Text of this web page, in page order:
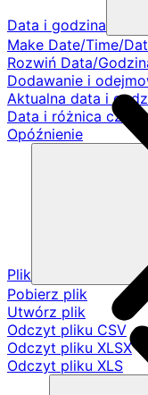
Data i godzina
Make Date/Time/
Rozwiń Data/
Dodawanie i
Aktualna data i
Data i różnica czasu
Opóźnienie
Plik
Pobierz plik
Utwórz plik
Odczyt pliku CSV
Odczyt pliku XLSX
Odczyt pliku XLS